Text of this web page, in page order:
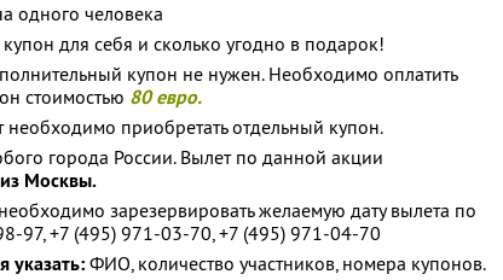
одного человека
для себя и сколько угодно в подарок!
купон не нужен. Необходимо оплатить
стоимостью 80 евро.
необходимо приобретать отдельный купон.
города России. Вылет по данной акции
Москвы.
зарезервировать желаемую дату вылета по
97, +7 (495) 971-03-70, +7 (495) 971-04-70
указать: ФИО, количество участников, номера купонов.